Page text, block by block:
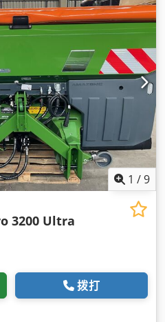
1 /9
3200 Ultra
拨打